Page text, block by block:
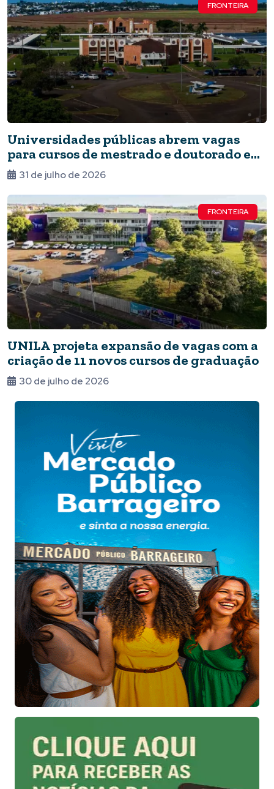
FRONTEIRA
Universidades públicas abrem vagas
para cursos de mestrado e doutorado em
Foz31 de julho de 2026
FRONTEIRA
UNILA projeta expansão de vagas com a
criação de 11 novos cursos de graduação
30 de julho de 2026